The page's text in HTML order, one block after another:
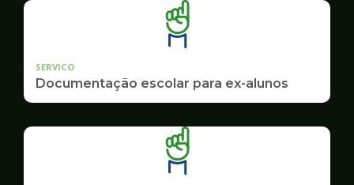
SERVICO
Documentação escolar para ex-alunos